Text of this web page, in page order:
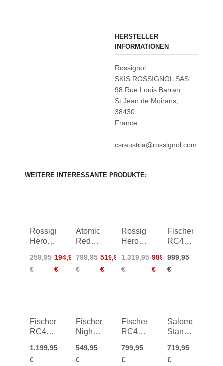
HERSTELLER
INFORMATIONEN
Rossignol
SKIS ROSSIGNOL SAS
98 Rue Louis Barran
St Jean de Moirans,
38430
France
csraustria@rossignol.com
WEITERE INTERESSANTE PRODUKTE:
Rossignol
Hero Jr
Jr 7
16/17
259,95
€
194,95
€
Atomic
Redster
MI12
GW
799,95
€
519,95
€
Rossignol
Hero
LT +
SPX15
1.319,95
€
989,95
€
Fischer
RC4
LT SF
+ RC4
999,95
€
Fischer
RC4
LT Pro
+ RC4
1.199,95
€
Fischer
Nightstick
26/27
549,95
€
Fischer
RC4
RC4
Z11
799,95
€
Salomon
Stance
719,95
€